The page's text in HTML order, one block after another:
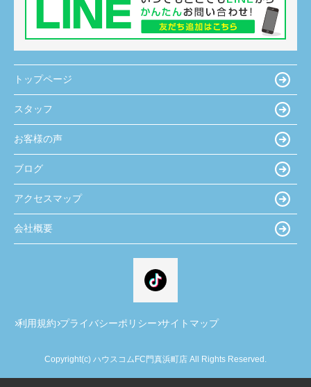
トップページ
スタッフ
お客様の声
ブログ
アクセスマップ
会社概要
利用規約 プライバシーポリシー サイトマップ
Copyright(c) ハウスコムFC門真浜町店 All Rights Reserved.